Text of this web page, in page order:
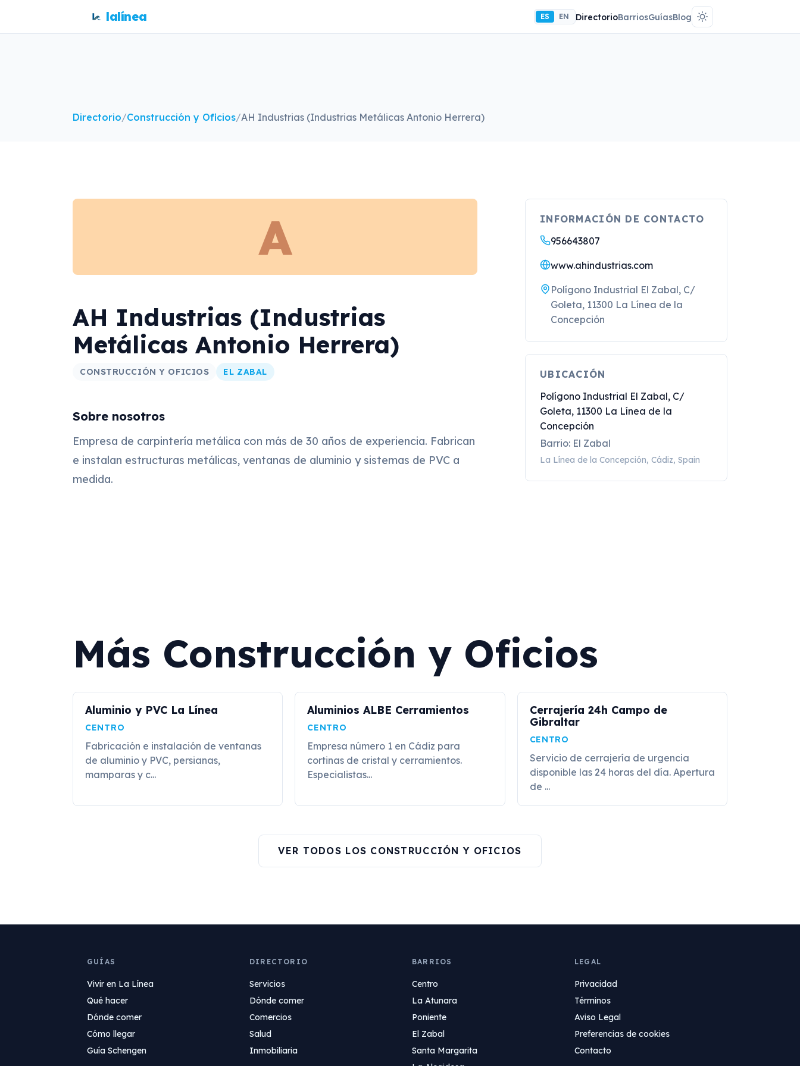
lalínea ES EN DirectorioBarriosGuíasBlog
Directorio/Construcción y Oficios/AH Industrias (Industrias Metálicas Antonio Herrera)
A
AH Industrias (Industrias
Metálicas Antonio Herrera)
CONSTRUCCIÓN Y OFICIOS EL ZABAL
Sobre nosotros
Empresa de carpintería metálica con más de 30 años de experiencia. Fabrican
e instalan estructuras metálicas, ventanas de aluminio y sistemas de PVC a
medida.
INFORMACIÓN DE CONTACTO
956643807
www.ahindustrias.com
Polígono Industrial El Zabal, C/
Goleta, 11300 La Línea de la
Concepción
UBICACIÓN
Polígono Industrial El Zabal, C/
Goleta, 11300 La Línea de la
Concepción
Barrio: El Zabal
La Línea de la Concepción, Cádiz, Spain
Más Construcción y Oficios
Aluminio y PVC La Línea
CENTRO
Fabricación e instalación de ventanas
de aluminio y PVC, persianas,
mamparas y c...
Aluminios ALBE Cerramientos
CENTRO
Empresa número 1 en Cádiz para
cortinas de cristal y cerramientos.
Especialistas...
Cerrajería 24h Campo de
Gibraltar
CENTRO
Servicio de cerrajería de urgencia
disponible las 24 horas del día. Apertura
de ...
VER TODOS LOS CONSTRUCCIÓN Y OFICIOS
GUÍAS
Vivir en La Línea
Qué hacer
Dónde comer
Cómo llegar
Guía Schengen
DIRECTORIO
Servicios
Dónde comer
Comercios
Salud
Inmobiliaria
BARRIOS
Centro
La Atunara
Poniente
El Zabal
Santa Margarita
LEGAL
Privacidad
Términos
Aviso Legal
Preferencias de cookies
Contacto